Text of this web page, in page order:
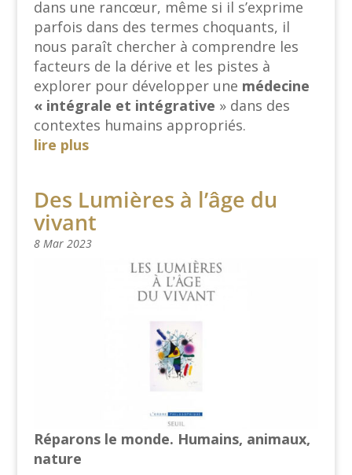
dans une rancœur, même si il s’exprime
parfois dans des termes choquants, il
nous paraît chercher à comprendre les
facteurs de la dérive et les pistes à
explorer pour développer une médecine
« intégrale et intégrative » dans des
contextes humains appropriés.
lire plus
Des Lumières à l’âge du
vivant
8 Mar 2023
Réparons le monde. Humains, animaux,
nature